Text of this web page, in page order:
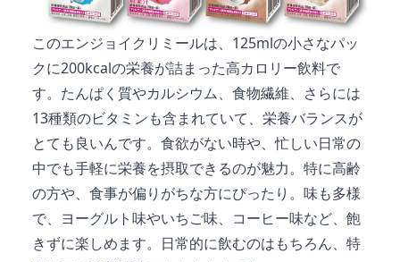
このエンジョイクリミールは、125mlの小さなパッ
クに200kcalの栄養が詰まった高カロリー飲料で
す。たんぱく質やカルシウム、食物繊維、さらには
13種類のビタミンも含まれていて、栄養バランスが
とても良いんです。食欲がない時や、忙しい日常の
中でも手軽に栄養を摂取できるのが魅力。特に高齢
の方や、食事が偏りがちな方にぴったり。味も多様
で、ヨーグルト味やいちご味、コーヒー味など、飽
きずに楽しめます。日常的に飲むのはもちろん、特